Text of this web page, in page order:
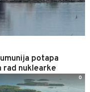
potapa
rad nuklearke
0